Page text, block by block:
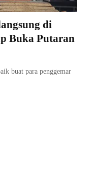
di
Buka Putaran
buat para penggemar